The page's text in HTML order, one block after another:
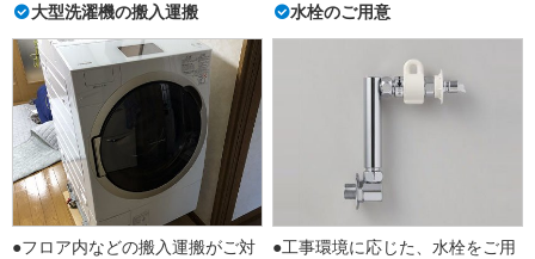
大型洗濯機の搬入運搬
●フロア内などの搬入運搬がご対
水栓のご用意
●工事環境に応じた、水栓をご用